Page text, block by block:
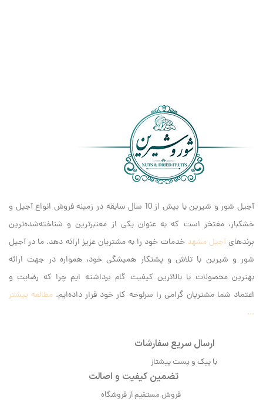
آجیل شور و شیرین با بیش از 10 سال سابقه در زمینه فروش انواع آجیل و
خشکبار، مفتخر است که به عنوان یکی از معتبرترین و شناخته‌شده‌ترین
برندهایآجیل مشهد خدمات خود را به مشتریان عزیز ارائه دهد. ما در آجیل
شور و شیرین با تلاش و پشتکار همیشگی خود، همواره در جهت ارائه
بهترین محصولات با بالاترین کیفیت گام برداشته ایم‌ چرا که رضایت و
اعتماد شما مشتریان گرامی را سرلوحه کار خود قرار داده‌ایم. مطالعه بیشتر
...
ارسال سریع سفارشات
با پیک و پست پیشتاز
تضمین کیفیت و اصالت
فروش مستقیم از فروشگاه